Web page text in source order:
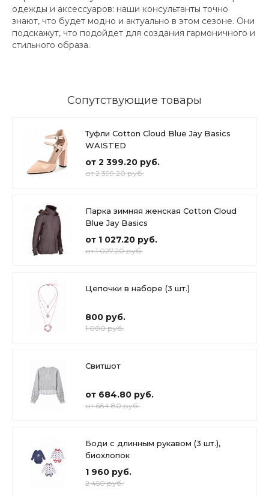
одежды и аксессуаров: наши консультанты точно
знают, что будет модно и актуально в этом сезоне. Они
подскажут, что подойдет для создания гармоничного и
стильного образа.
Сопутствующие товары
Туфли Cotton Cloud Blue Jay Basics
WAISTED
от 2 399.20 руб.
от 2 399.20 руб.
Парка зимняя женская Cotton Cloud
Blue Jay Basics
от 1 027.20 руб.
от 1 027.20 руб.
Цепочки в наборе (3 шт.)
800 руб.
1 000 руб.
Свитшот
от 684.80 руб.
от 684.80 руб.
Боди с длинным рукавом (3 шт.),
биохлопок
1 960 руб.
2 450 руб.